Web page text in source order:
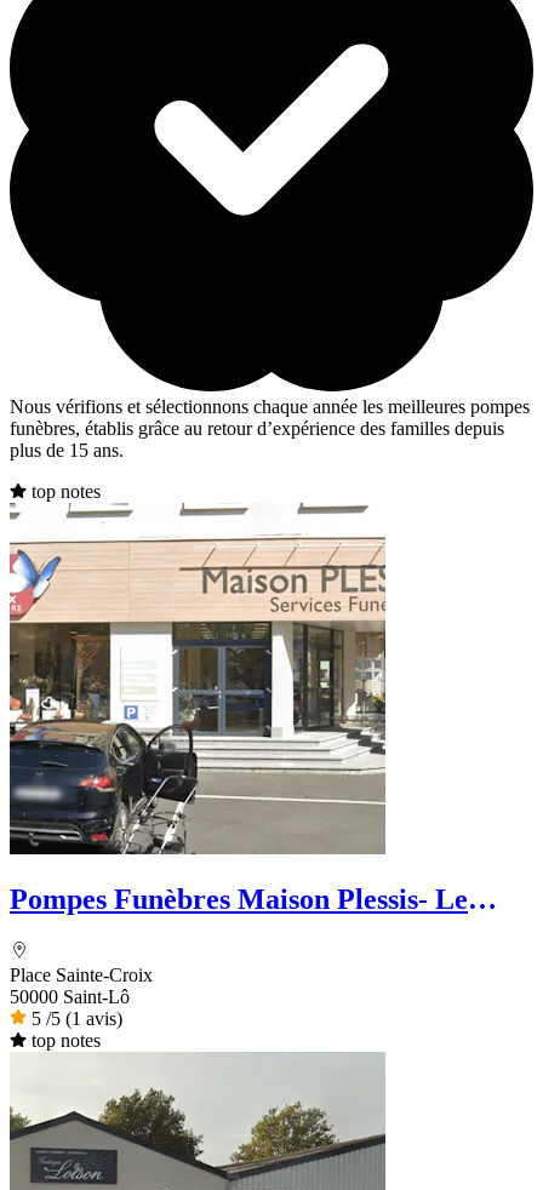
Nous vérifions et sélectionnons chaque année les meilleures pompes
funèbres, établis grâce au retour d’expérience des familles depuis
plus de 15 ans.
top notes
Pompes Funèbres Maison Plessis- Le
Place Sainte-Croix
50000 Saint-Lô
5 /5 (1 avis)
top notes